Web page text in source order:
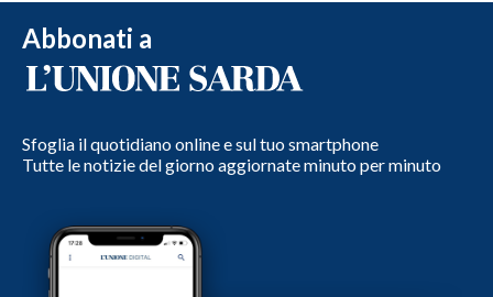
Abbonati a
Sfoglia il quotidiano online e sul tuo smartphone
Tutte le notizie del giorno aggiornate minuto per minuto